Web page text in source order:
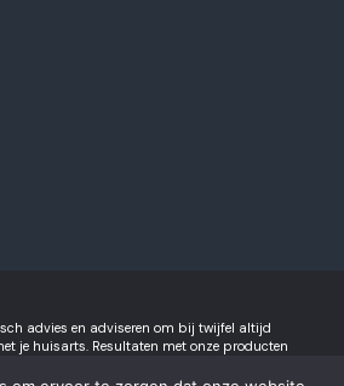
advies en adviseren om bij twijfel altijd
je huisarts. Resultaten met onze producten